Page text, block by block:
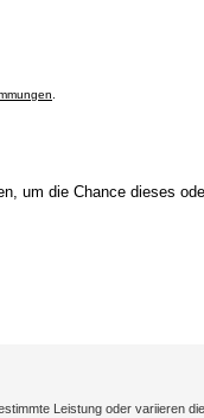
um die Chance dieses
Leistung oder variieren